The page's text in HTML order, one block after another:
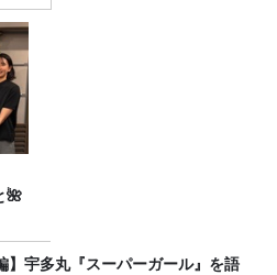
🌺
】宇多丸『スーパーガール』を語